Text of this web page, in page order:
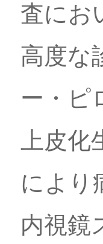
査にお
高度な
ー・ピ
上皮
により
内視鏡